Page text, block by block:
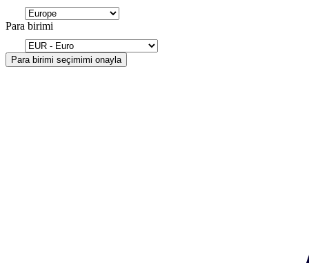
Para birimi
Para birimi seçimimi onayla